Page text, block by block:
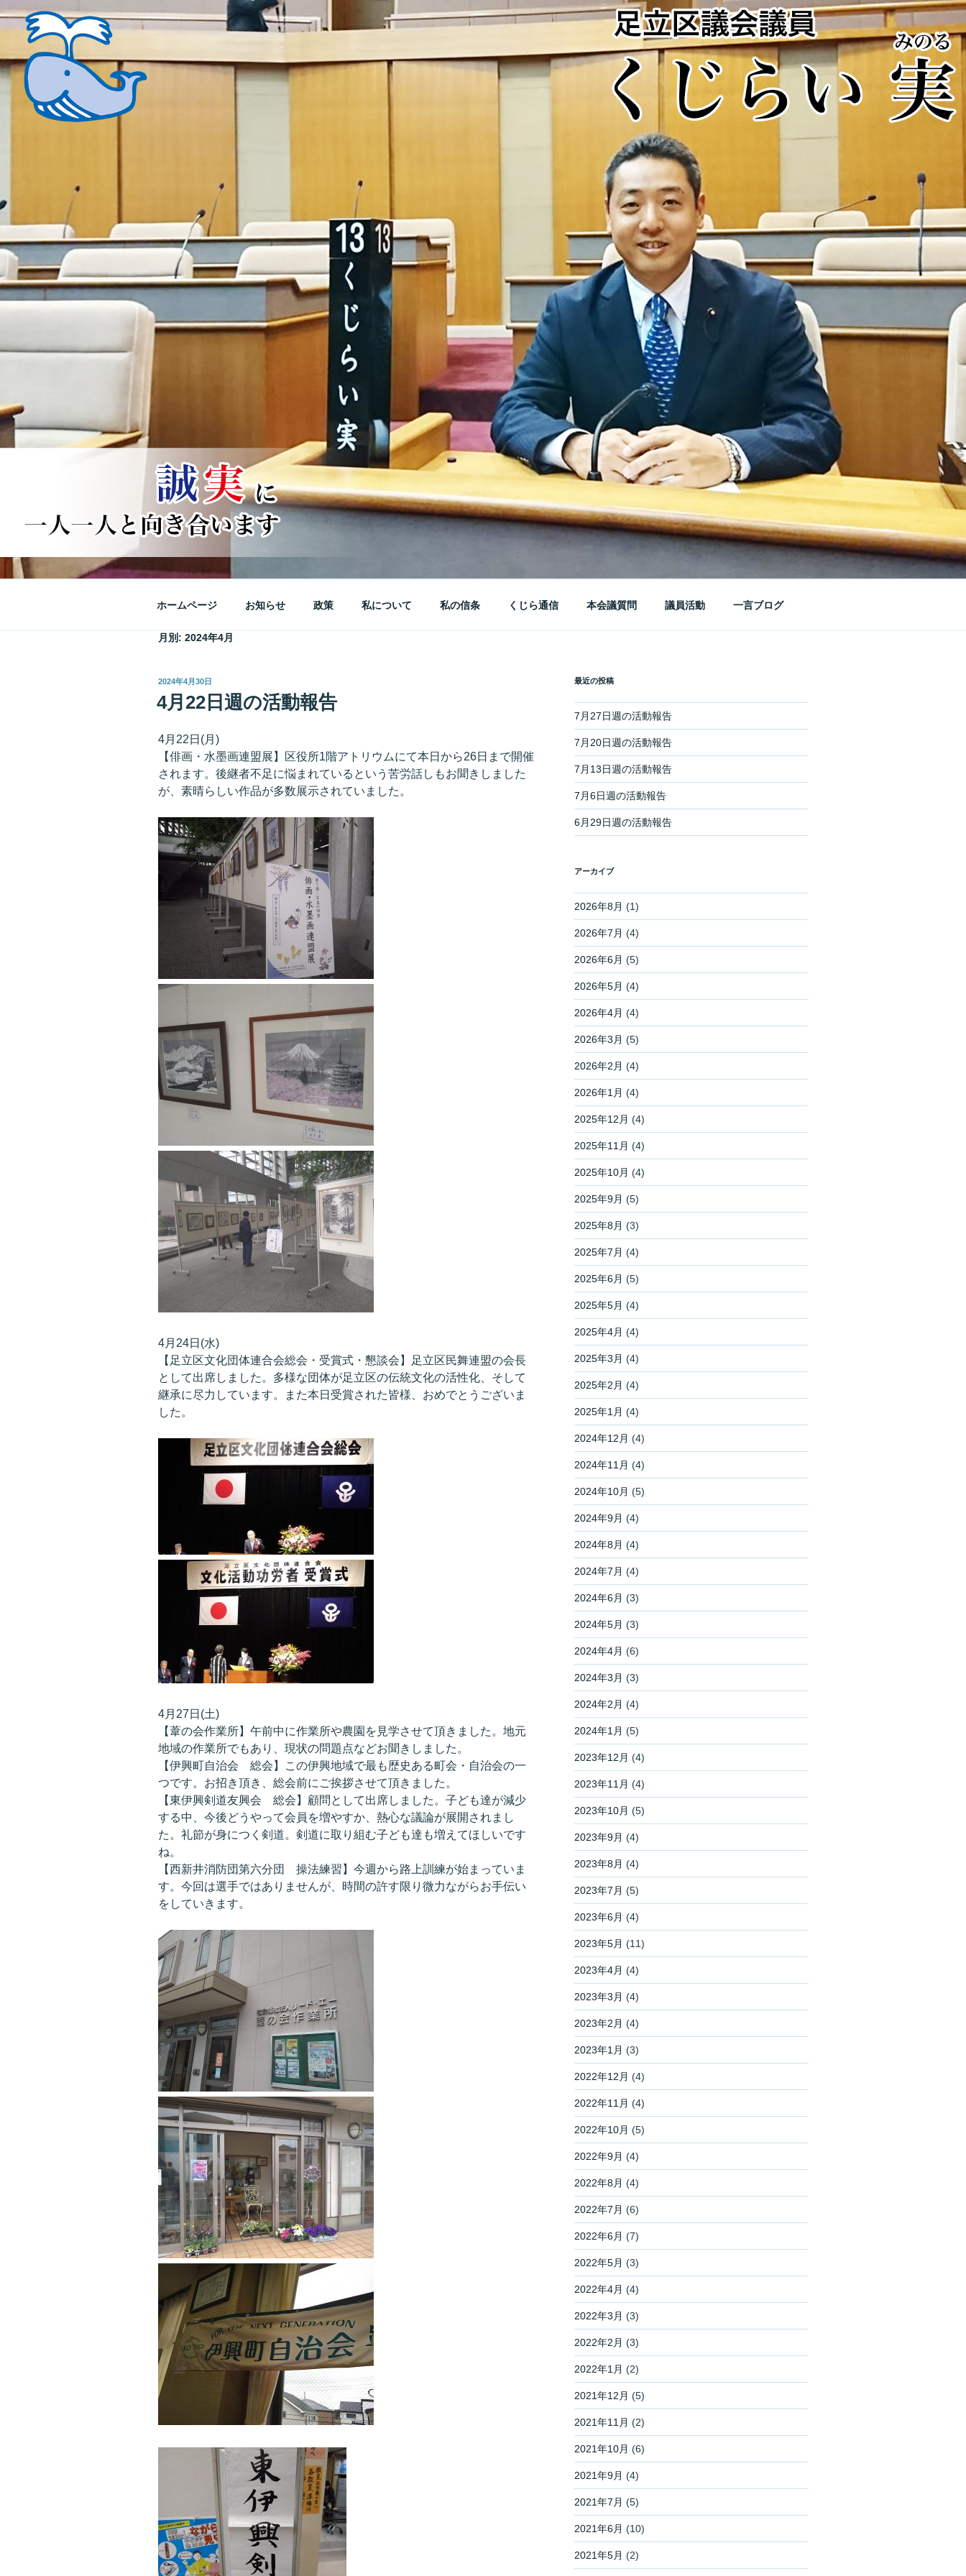
コ
ン
ン
ツ
ホームページ お知らせ 政策 私について 私の信条 くじら通信 本会議質問 議員活動 一言ブログ
月別: 2024年4月
投
日:
2024年4月30日
4月22日週の活動報告
4月22日(月)
【俳画・水墨画連盟展】区役所1階アトリウムにて本日から26日まで開催
されます。後継者不足に悩まれているという苦労話しもお聞きしました
が、素晴らしい作品が多数展示されていました。
4月24日(水)
【足立区文化団体連合会総会・受賞式・懇談会】足立区民舞連盟の会長
として出席しました。多様な団体が足立区の伝統文化の活性化、そして
継承に尽力しています。また本日受賞された皆様、おめでとうございま
した。
4月27日(土)
【葦の会作業所】午前中に作業所や農園を見学させて頂きました。地元
地域の作業所でもあり、現状の問題点などお聞きしました。
【伊興町自治会 総会】この伊興地域で最も歴史ある町会・自治会の一
つです。お招き頂き、総会前にご挨拶させて頂きました。
【東伊興剣道友興会 総会】顧問として出席しました。子ども達が減少
する中、今後どうやって会員を増やすか、熱心な議論が展開されまし
た。礼節が身につく剣道。剣道に取り組む子ども達も増えてほしいです
ね。
【西新井消防団第六分団 操法練習】今週から路上訓練が始まっていま
す。今回は選手ではありませんが、時間の許す限り微力ながらお手伝い
をしていきます。
最近の投稿
7月27日週の活動報告
7月20日週の活動報告
7月13日週の活動報告
7月6日週の活動報告
6月29日週の活動報告
アーカイブ
2026年8月 (1)
2026年7月 (4)
2026年6月 (5)
2026年5月 (4)
2026年4月 (4)
2026年3月 (5)
2026年2月 (4)
2026年1月 (4)
2025年12月 (4)
2025年11月 (4)
2025年10月 (4)
2025年9月 (5)
2025年8月 (3)
2025年7月 (4)
2025年6月 (5)
2025年5月 (4)
2025年4月 (4)
2025年3月 (4)
2025年2月 (4)
2025年1月 (4)
2024年12月 (4)
2024年11月 (4)
2024年10月 (5)
2024年9月 (4)
2024年8月 (4)
2024年7月 (4)
2024年6月 (3)
2024年5月 (3)
2024年4月 (6)
2024年3月 (3)
2024年2月 (4)
2024年1月 (5)
2023年12月 (4)
2023年11月 (4)
2023年10月 (5)
2023年9月 (4)
2023年8月 (4)
2023年7月 (5)
2023年6月 (4)
2023年5月 (11)
2023年4月 (4)
2023年3月 (4)
2023年2月 (4)
2023年1月 (3)
2022年12月 (4)
2022年11月 (4)
2022年10月 (5)
2022年9月 (4)
2022年8月 (4)
2022年7月 (6)
2022年6月 (7)
2022年5月 (3)
2022年4月 (4)
2022年3月 (3)
2022年2月 (3)
2022年1月 (2)
2021年12月 (5)
2021年11月 (2)
2021年10月 (6)
2021年9月 (4)
2021年7月 (5)
2021年6月 (10)
2021年5月 (2)